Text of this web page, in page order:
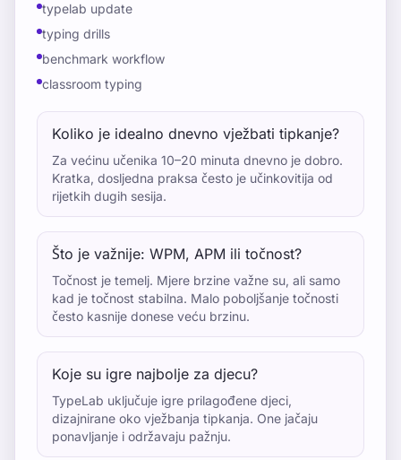
typelab update
typing drills
benchmark workflow
classroom typing
Koliko je idealno dnevno vježbati tipkanje?
Za većinu učenika 10–20 minuta dnevno je dobro.
Kratka, dosljedna praksa često je učinkovitija od
rijetkih dugih sesija.
Što je važnije: WPM, APM ili točnost?
Točnost je temelj. Mjere brzine važne su, ali samo
kad je točnost stabilna. Malo poboljšanje točnosti
često kasnije donese veću brzinu.
Koje su igre najbolje za djecu?
TypeLab uključuje igre prilagođene djeci,
dizajnirane oko vježbanja tipkanja. One jačaju
ponavljanje i održavaju pažnju.